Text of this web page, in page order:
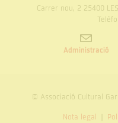
Carrer nou, 2 25400 LES
Administració
© Associació Cultural
Nota legal